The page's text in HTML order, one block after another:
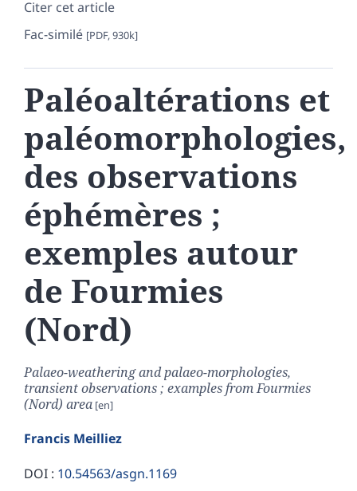
Citer cet article
Fac-similé [PDF, 930k]
Paléoaltérations et
paléomorphologies,
des observations
éphémères ;
exemples autour
de Fourmies
(Nord)
Palaeo-weathering and palaeo-morphologies,
transient observations ; examples from Fourmies
(Nord) area
Francis Meilliez
DOI : 10.54563/asgn.1169